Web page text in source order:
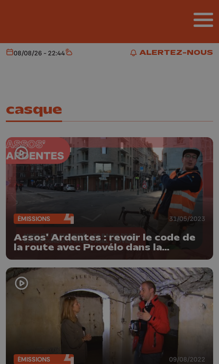
ALERTEZ-NOUS
ALERTEZ-NOUS
Aujourd'hui
08/08/26 - 22:44 Météo
casque
ÉMISSIONS 31/05/2023
Assos' Ardentes : revoir le code de
la route avec Provélo dans la
circulation liégeoise
ÉMISSIONS 09/08/2022